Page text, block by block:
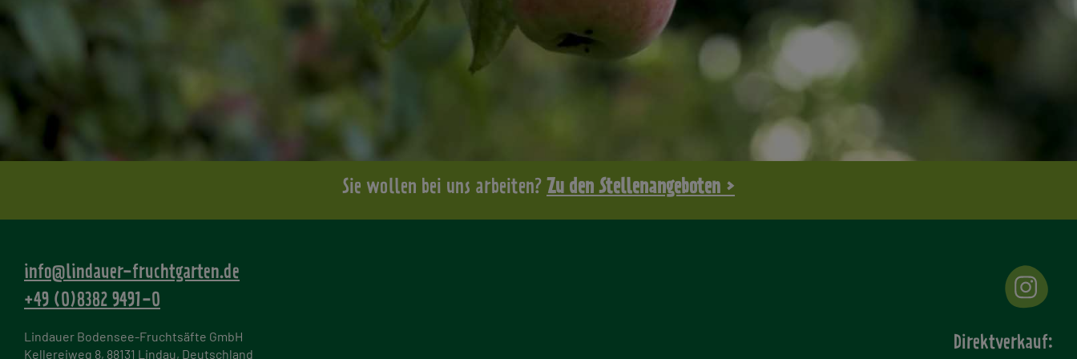
Sie wollen bei uns arbeiten? Zu den Stellenangeboten >
info@lindauer-fruchtgarten.de
+49 (0)8382 9491-0
Lindauer Bodensee-Fruchtsäfte GmbH
Kellereiweg 8, 88131 Lindau, Deutschland
Direktverkauf: